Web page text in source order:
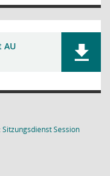
AU
SitzungsdienstSession(Wird in